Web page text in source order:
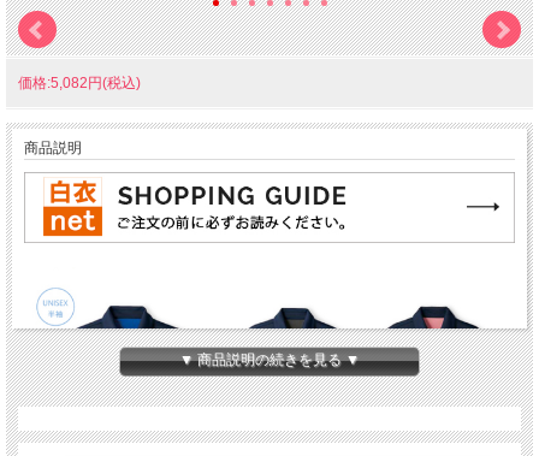
価格:5,082円(税込)
商品説明
▼ 商品説明の続きを見る ▼